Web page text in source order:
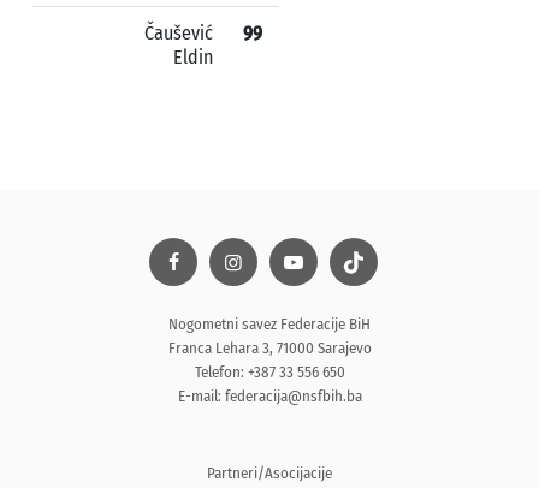
Čaušević
Eldin
99
Nogometni savez Federacije BiH
Franca Lehara 3, 71000 Sarajevo
Telefon: +387 33 556 650
E-mail: federacija@nsfbih.ba
Partneri/Asocijacije